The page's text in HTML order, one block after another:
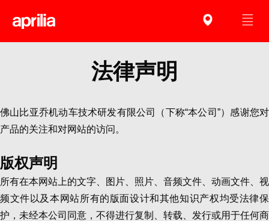
法律声明
佛山比亚乔机动车技术研发有限公司（下称“本公司”）感谢您对
产品的关注和对网站的访问。
版权声明
所有在本网站上的文字、图片、照片、音频文件、动画文件、视
频文件以及本网站所有的版面设计和其他知识产权均受法律保
护，未经本公司同意，不得进行复制、转载、发行或用于任何商